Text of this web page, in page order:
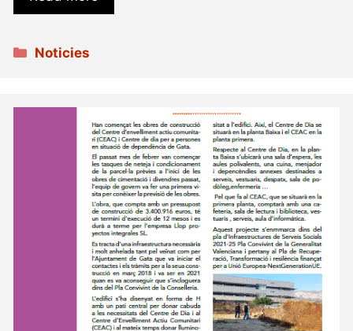
Categories
Noticies